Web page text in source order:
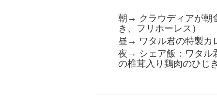
朝→ クラウディアが朝
き、フリホーレス）
昼→ ワタル君の特製カ
夜→ シェア飯：ワタル
の椎茸入り鶏肉のひじ